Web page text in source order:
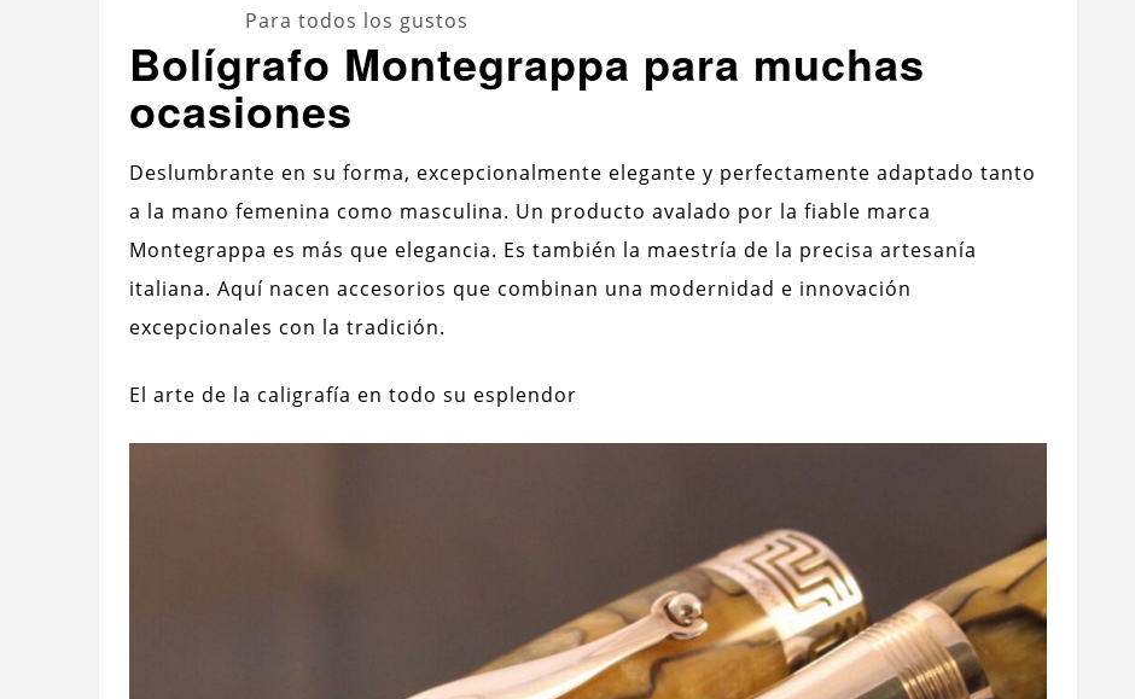
Para todos los gustos
Bolígrafo Montegrappa para muchas
ocasiones
Deslumbrante en su forma, excepcionalmente elegante y perfectamente adaptado tanto
a la mano femenina como masculina. Un producto avalado por la fiable marca
Montegrappa es más que elegancia. Es también la maestría de la precisa artesanía
italiana. Aquí nacen accesorios que combinan una modernidad e innovación
excepcionales con la tradición.
El arte de la caligrafía en todo su esplendor